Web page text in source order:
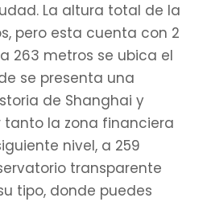
La altura total de la
pero esta cuenta con 2
263 metros se ubica el
se presenta una
de Shanghai y
tanto la zona financiera
nivel, a 259
transparente
tipo, donde puedes